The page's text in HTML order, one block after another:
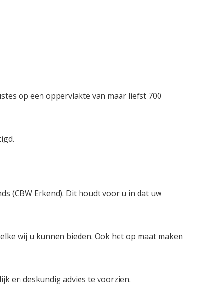
op een oppervlakte van maar liefst 700
(CBW Erkend). Dit houdt voor u in dat uw
wij u kunnen bieden. Ook het op maat maken
en deskundig advies te voorzien.